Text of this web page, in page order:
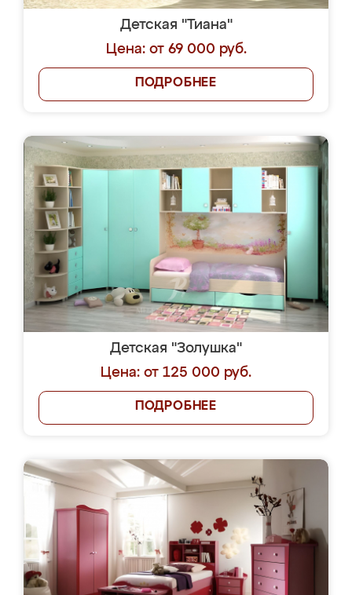
Детская "Тиана"
Цена: от 69 000 руб.
ПОДРОБНЕЕ
Детская "Золушка"
Цена: от 125 000 руб.
ПОДРОБНЕЕ